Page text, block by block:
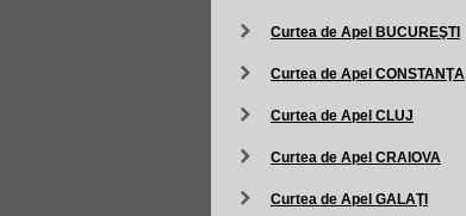
Curtea de Apel BUCUREŞTI
Curtea de Apel CONSTANŢA
Curtea de Apel CLUJ
Curtea de Apel CRAIOVA
Curtea de Apel GALAŢI